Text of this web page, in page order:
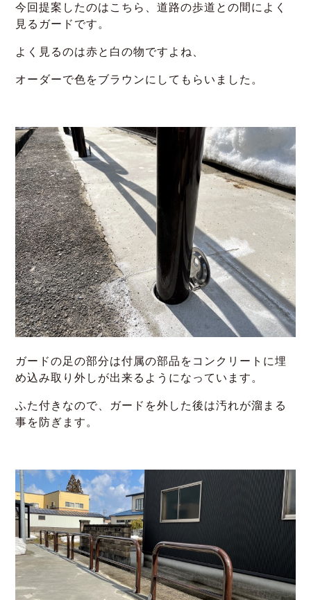
今回提案したのはこちら、道路の歩道との間によく
見るガードです。
よく見るのは赤と白の物ですよね、
オーダーで色をブラウンにしてもらいました。
ガードの足の部分は付属の部品をコンクリートに埋
め込み取り外しが出来るようになっています。
ふた付きなので、ガードを外した後は汚れが溜まる
事を防ぎます。